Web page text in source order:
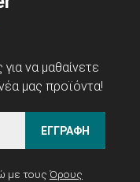
να μαθαίνετε
μας προϊόντα!
ΕΓΓΡΑΦΗ
με τους Όρους